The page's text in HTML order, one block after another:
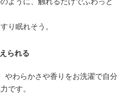
り眠れそう。
られる
やわらかさや香りをお洗濯で自分
です。